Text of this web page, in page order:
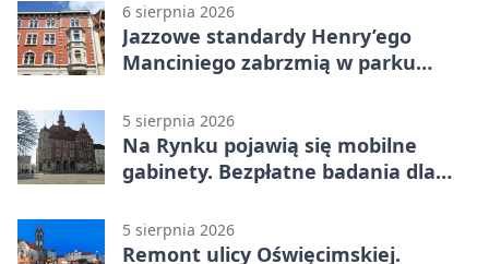
6 sierpnia 2026
Jazzowe standardy Henry’ego
Manciniego zabrzmią w parku
5 sierpnia 2026
Na Rynku pojawią się mobilne
gabinety. Bezpłatne badania dla
5 sierpnia 2026
Remont ulicy Oświęcimskiej.